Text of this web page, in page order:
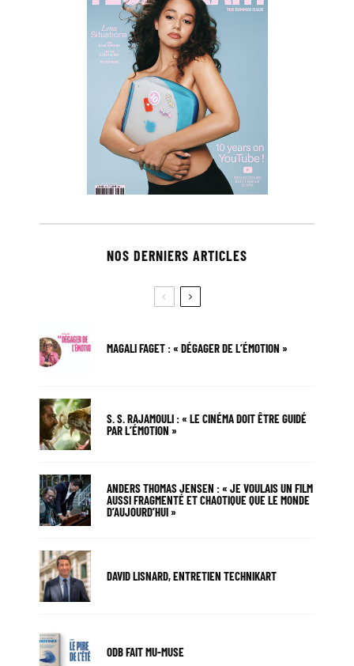
NOS DERNIERS ARTICLES
MAGALI FAGET : « DÉGAGER DE L’ÉMOTION »
S. S. RAJAMOULI : « LE CINÉMA DOIT ÊTRE GUIDÉ
PAR L’ÉMOTION »
ANDERS THOMAS JENSEN : « JE VOULAIS UN FILM
AUSSI FRAGMENTÉ ET CHAOTIQUE QUE LE MONDE
D’AUJOURD’HUI »
DAVID LISNARD, ENTRETIEN TECHNIKART
ODB FAIT MU-MUSE